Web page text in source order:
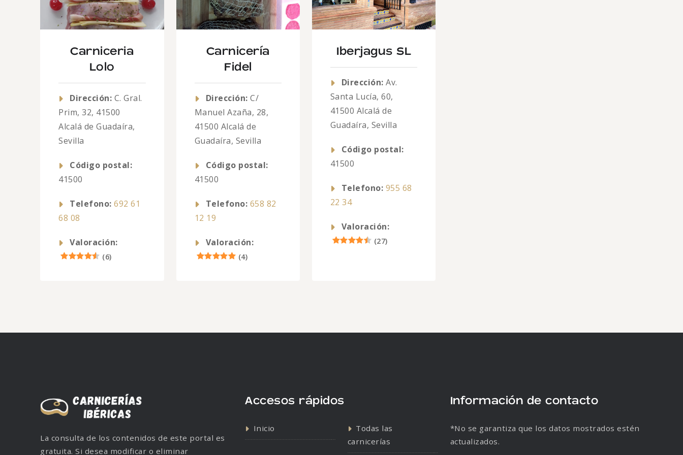
Carniceria
Lolo
Dirección: C. Gral.
Prim, 32, 41500
Alcalá de Guadaíra,
Sevilla
Código postal:
41500
Telefono: 692 61
68 08
Valoración:
(6)
Carnicería
Fidel
Dirección: C/
Manuel Azaña, 28,
41500 Alcalá de
Guadaíra, Sevilla
Código postal:
41500
Telefono: 658 82
12 19
Valoración:
(4)
Iberjagus SL
Dirección: Av.
Santa Lucía, 60,
41500 Alcalá de
Guadaíra, Sevilla
Código postal:
41500
Telefono: 955 68
22 34
Valoración:
(27)
La consulta de los contenidos de este portal es
gratuita. Si desea modificar o eliminar
Accesos rápidos
Inicio
Todas las
carnicerías
Información de contacto
*No se garantiza que los datos mostrados estén
actualizados.